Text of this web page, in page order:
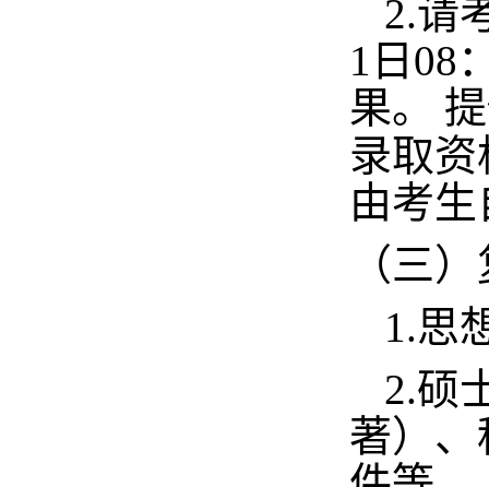
2.请
1日08
果。
录取
由考
（三
1.思
2.硕
著）